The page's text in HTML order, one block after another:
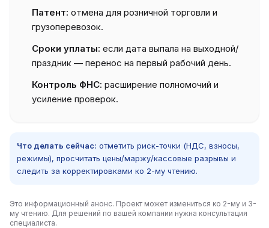
Патент: отмена для розничной торговли и
грузоперевозок.
Сроки уплаты: если дата выпала на выходной/
праздник — перенос на первый рабочий день.
Контроль ФНС: расширение полномочий и
усиление проверок.
Что делать сейчас: отметить риск-точки (НДС, взносы,
режимы), просчитать цены/маржу/кассовые разрывы и
следить за корректировками ко 2-му чтению.
Это информационный анонс. Проект может измениться ко 2-му и 3-
му чтению. Для решений по вашей компании нужна консультация
специалиста.